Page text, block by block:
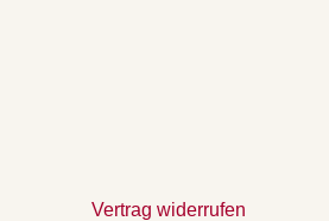
Vertrag widerrufen